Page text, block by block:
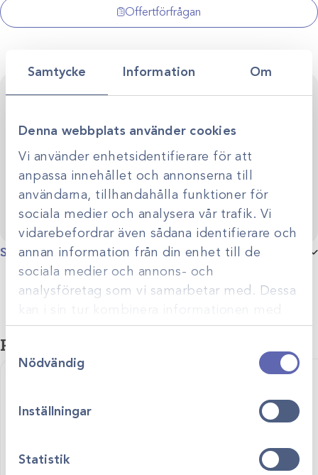
Samtycke Information Om
Denna webbplats använder cookies
Vi använder enhetsidentifierare för att
anpassa innehållet och annonserna till
användarna, tillhandahålla funktioner för
sociala medier och analysera vår trafik. Vi
vidarebefordrar även sådana identifierare och
annan information från din enhet till de
sociala medier och annons- och
analysföretag som vi samarbetar med. Dessa
annan information som du har tillhandahållit
eller som de har samlat in när du har använt
deras tjänster.
Samtyckesval
Nödvändig
Inställningar
Statistik
startkit
/36st
Offertförfrågan
Specifikationer
Kontakta oss för personlig rådgivning
utveckling. Genom personlig rådgivning hjälper vi dig
skapa smarta, hållbara lösningar anpassade efter just er
verksamhet.
Relaterade produkter